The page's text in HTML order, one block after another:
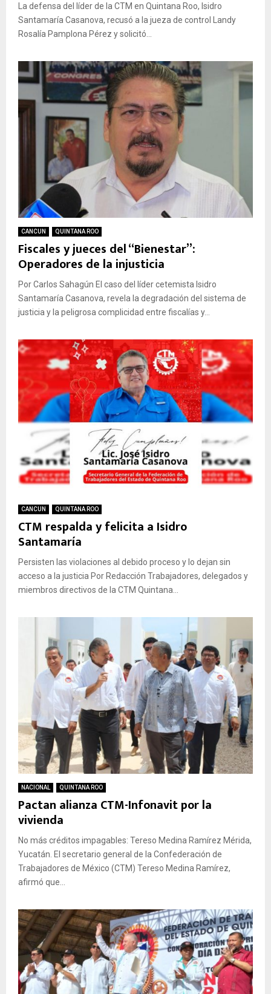
La defensa del líder de la CTM en Quintana Roo, Isidro
Santamaría Casanova, recusó a la jueza de control Landy
Rosalía Pamplona Pérez y solicitó...
CANCUN QUINTANA ROO
Fiscales y jueces del “Bienestar”:
Operadores de la injusticia
Por Carlos Sahagún El caso del líder cetemista Isidro
Santamaría Casanova, revela la degradación del sistema de
justicia y la peligrosa complicidad entre fiscalías y...
CANCUN QUINTANA ROO
CTM respalda y felicita a Isidro
Santamaría
Persisten las violaciones al debido proceso y lo dejan sin
acceso a la justicia Por Redacción Trabajadores, delegados y
miembros directivos de la CTM Quintana...
NACIONAL QUINTANA ROO
Pactan alianza CTM-Infonavit por la
vivienda
No más créditos impagables: Tereso Medina Ramírez Mérida,
Yucatán. El secretario general de la Confederación de
Trabajadores de México (CTM) Tereso Medina Ramírez,
afirmó que...